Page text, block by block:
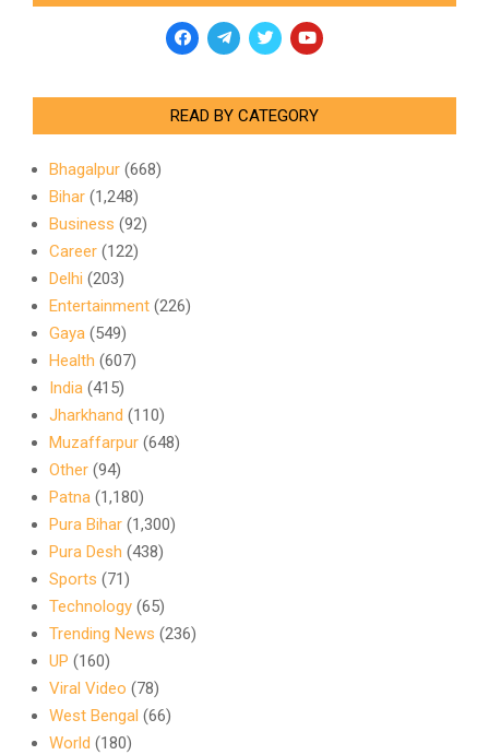
READ BY CATEGORY
Bhagalpur (668)
Bihar (1,248)
Business (92)
Career (122)
Delhi (203)
Entertainment (226)
Gaya (549)
Health (607)
India (415)
Jharkhand (110)
Muzaffarpur (648)
Other (94)
Patna (1,180)
Pura Bihar (1,300)
Pura Desh (438)
Sports (71)
Technology (65)
Trending News (236)
UP (160)
Viral Video (78)
West Bengal (66)
World (180)